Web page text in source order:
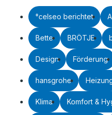
°celseo berichtet
Bette BRÖTJE
Design Förderung
hansgrohe
Klima Komfort &